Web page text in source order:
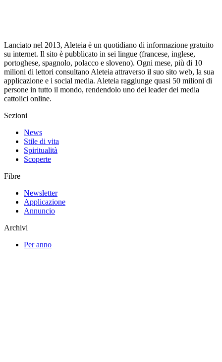
Lanciato nel 2013, Aleteia è un quotidiano di informazione gratuito
su internet. Il sito è pubblicato in sei lingue (francese, inglese,
portoghese, spagnolo, polacco e sloveno). Ogni mese, più di 10
milioni di lettori consultano Aleteia attraverso il suo sito web, la sua
applicazione e i social media. Aleteia raggiunge quasi 50 milioni di
persone in tutto il mondo, rendendolo uno dei leader dei media
cattolici online.
Sezioni
News
Stile di vita
Spiritualità
Scoperte
Fibre
Newsletter
Applicazione
Annuncio
Archivi
Per anno